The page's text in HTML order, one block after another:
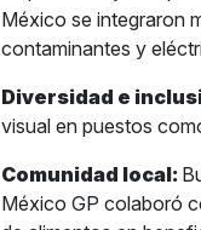
México se integraron
contaminantes y
Diversidad e
visual en puestos
Comunidad local:
México GP colaboró